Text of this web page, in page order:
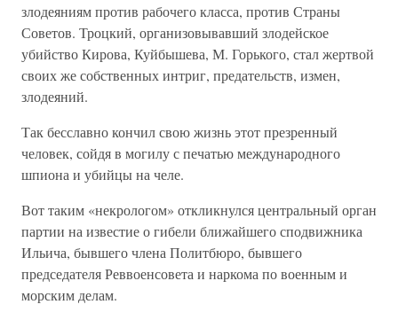
злодеяниям против рабочего класса, против Страны
Советов. Троцкий, организовывавший злодейское
убийство Кирова, Куйбышева, М. Горького, стал жертвой
своих же собственных интриг, предательств, измен,
злодеяний.
Так бесславно кончил свою жизнь этот презренный
человек, сойдя в могилу с печатью международного
шпиона и убийцы на челе.
Вот таким «некрологом» откликнулся центральный орган
партии на известие о гибели ближайшего сподвижника
Ильича, бывшего члена Политбюро, бывшего
председателя Реввоенсовета и наркома по военным и
морским делам.